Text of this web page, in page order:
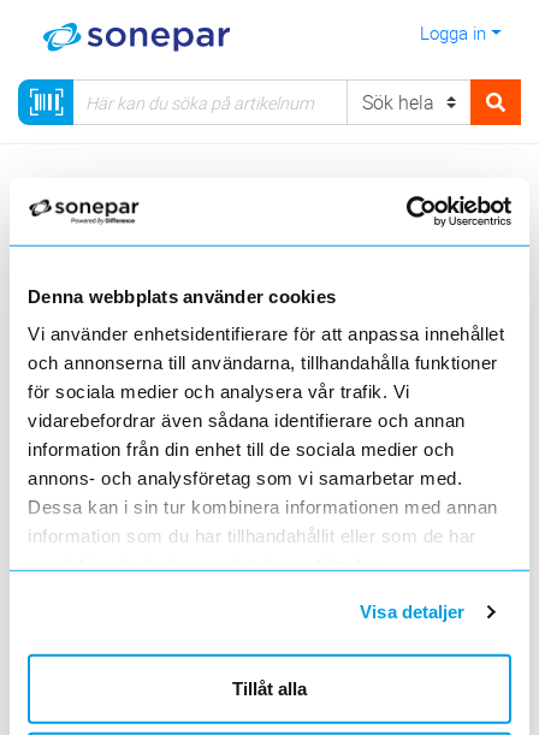
Denna webbplats använder cookies
Vi använder enhetsidentifierare för att anpassa innehållet
och annonserna till användarna, tillhandahålla funktioner
för sociala medier och analysera vår trafik. Vi
vidarebefordrar även sådana identifierare och annan
information från din enhet till de sociala medier och
annons- och analysföretag som vi samarbetar med.
Dessa kan i sin tur kombinera informationen med annan
information som du har tillhandahållit eller som de har
samlat in när du har använt deras tjänster.
Visa detaljer
Tillåt alla
Logga in
Visa produkter från alla underliggande kategorier
Aircondition Konvektorelement
Visa produkter från alla underliggande kategorier